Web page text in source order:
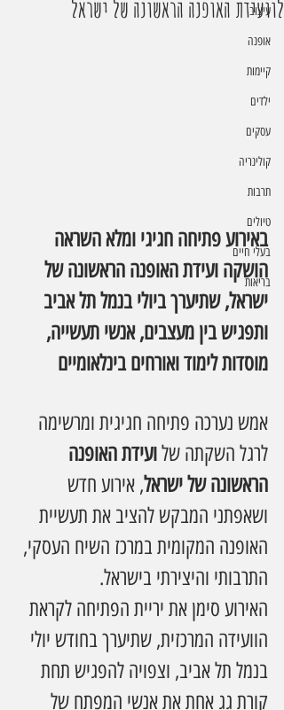
עיצוב
אופנה
קיימות
ילדים
עסקים
קולינריה
תרבות
טיולים
בעלי חיים
בריאות
לוועידת האופנה הראשונה של ישראל
באירוע פתיחה חגיגי ומלא השראה
הושקה ועידת האופנה הראשונה של
ישראל, שתיערך ביולי בנמל תל אביב
ותפגיש בין מעצבים, אנשי תעשייה,
מוסדות לימוד ואורחים בינלאומיים
אמש נערכה פתיחה חגיגית ומרשימה
לרגל השקתה של ועידת האופנה
הראשונה של ישראל, אירוע חדש
ושאפתני המבקש להציב את תעשיית
האופנה המקומית במרכז השיח העסקי,
התרבותי והיצירתי בישראל.
האירוע סימן את יריית הפתיחה לקראת
הוועידה המרכזית, שתיערך בחודש יולי
בנמל תל אביב, וצפויה להפגיש תחת
קורת גג אחת את אנשי המפתח של